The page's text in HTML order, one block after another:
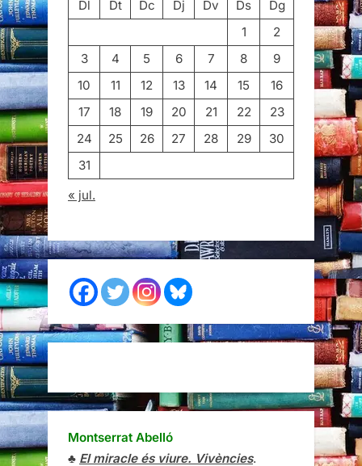
Dl
Dt Dc Dj Dv Ds
Dg
1
2
3
4 5 6 7 8
9
10
11 12 13 14 15
16
17
18 19 20 21 22
23
24
25 26 27 28 29
30
31
« jul.
Montserrat Abelló
♣ El miracle és viure. Vivències.